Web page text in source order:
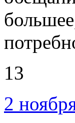
13
2